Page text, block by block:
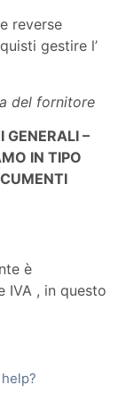
reverse
gestire l’
del fornitore
GENERALI –
IN TIPO
è
IVA , in questo